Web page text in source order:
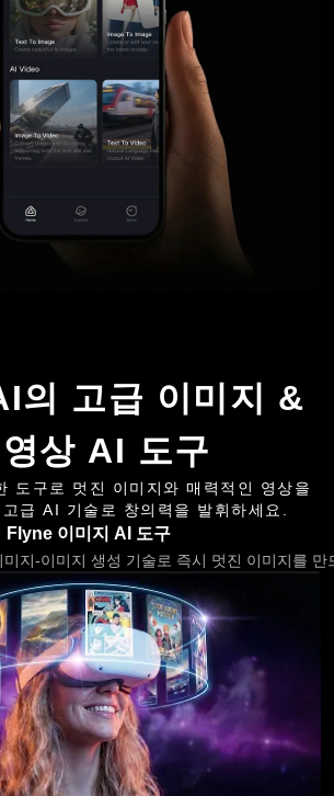
의 고급 이미지 &
상 AI 도구
도구로 멋진 이미지와 매력적인 영상을
급 AI 기술로 창의력을 발휘하세요.
Flyne 이미지 AI 도구
지-이미지 생성 기술로 즉시 멋진 이미지를 만